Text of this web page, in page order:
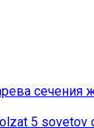
сечения